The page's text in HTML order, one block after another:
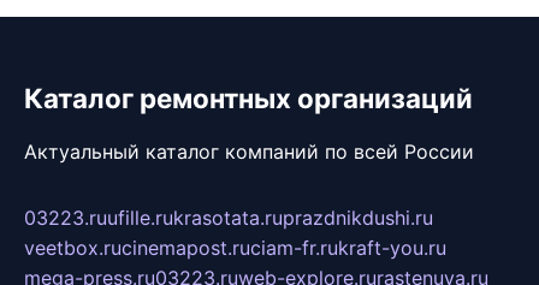
Каталог ремонтных организаций
Актуальный каталог компаний по всей России
03223.ruufille.rukrasotata.ruprazdnikdushi.ru
veetbox.rucinemapost.ruciam-fr.rukraft-you.ru
mega-press.ru03223.ruweb-explore.rurastenuya.ru